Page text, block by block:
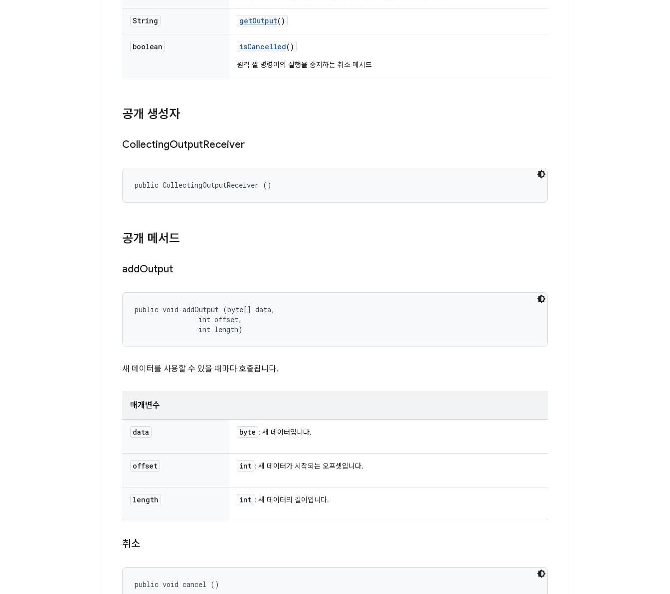
String getOutput()
boolean isCancelled()
원격 셸 명령어의 실행을 중지하는 취소 메서드
공개 생성자
CollectingOutputReceiver
public CollectingOutputReceiver ()
공개 메서드
addOutput
public void addOutput (byte[] data,
                int offset,
                int length)
새 데이터를 사용할 수 있을 때마다 호출됩니다.
매개변수
data byte : 새 데이터입니다.
offset int : 새 데이터가 시작되는 오프셋입니다.
length int : 새 데이터의 길이입니다.
취소
public void cancel ()